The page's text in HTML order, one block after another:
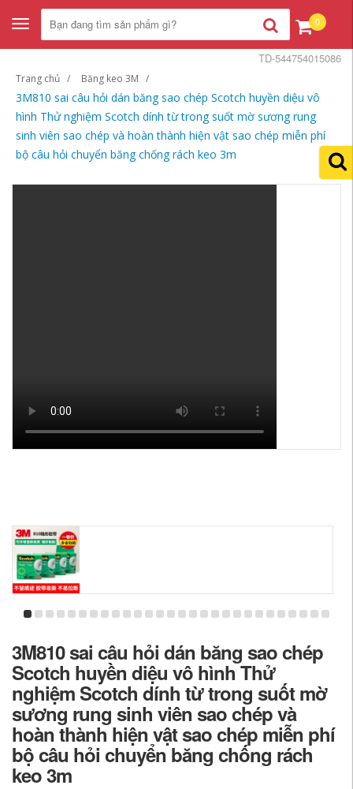
Toggle
navigation
0
Trang chủ Băng keo 3M
3M810 sai câu hỏi dán băng sao chép Scotch huyền diệu vô
hình Thử nghiệm Scotch dính từ trong suốt mờ sương rung
sinh viên sao chép và hoàn thành hiện vật sao chép miễn phí
bộ câu hỏi chuyển băng chống rách keo 3m
TD-544754015086
3M810 sai câu hỏi dán băng sao chép
Scotch huyền diệu vô hình Thử
nghiệm Scotch dính từ trong suốt mờ
sương rung sinh viên sao chép và
hoàn thành hiện vật sao chép miễn phí
bộ câu hỏi chuyển băng chống rách
keo 3m